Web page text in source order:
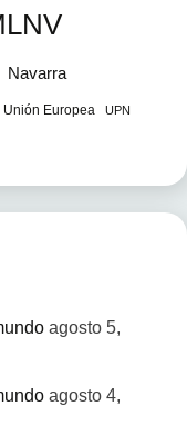
Navarra
Unión Europea UPN
agosto 5,
agosto 4,